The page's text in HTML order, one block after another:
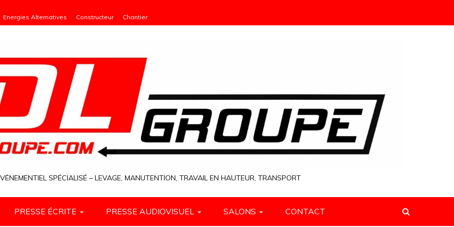
Energies Alternatives Constructeur Chantier
SPÉCIALISÉ – LEVAGE, MANUTENTION, TRAVAIL EN HAUTEUR, TRANSPORT
PRESSE ÉCRITE PRESSE AUDIOVISUEL SALONS CONTACT